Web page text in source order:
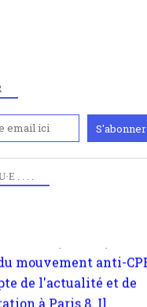
. . . .mouvement anti-CPE,
transformation dans
philosophiques
du Dehors ou du